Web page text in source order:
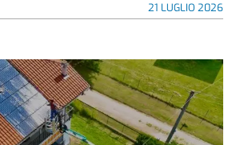
21 LUGLIO 2026